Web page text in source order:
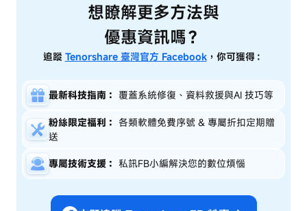
想瞭解更多方法與
優惠資訊嗎？
追蹤 Tenorshare 臺灣官方 Facebook，你可獲得：
最新科技指南： 覆蓋系統修復、資料救援與AI 技巧等
粉絲限定福利： 各類軟體免費序號 & 專屬折扣定期贈
送
專屬技術支援： 私訊FB小編解決您的數位煩惱